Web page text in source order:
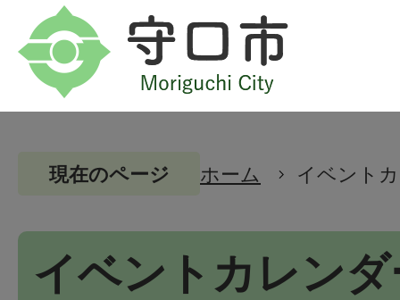
現在のページ ホーム イベント
イベントカレン